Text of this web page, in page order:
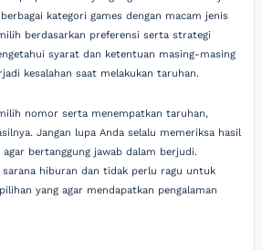
kategori games dengan macam jenis
berdasarkan preferensi serta strategi
syarat dan ketentuan masing-masing
kesalahan saat melakukan taruhan.
nomor serta menempatkan taruhan,
Jangan lupa Anda selalu memeriksa hasil
bertanggung jawab dalam berjudi.
sarana hiburan dan tidak perlu ragu untuk
yang agar mendapatkan pengalaman